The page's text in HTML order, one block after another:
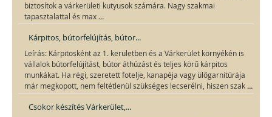
biztosítok a várkerületi kutyusok számára. Nagy szakmai
tapasztalattal és max ...
Kárpitos, bútorfelújítás, bútor...
Leírás: Kárpitosként az 1. kerületben és a Várkerület környékén is
vállalok bútorfelújítást, bútor áthúzást és teljes körű kárpitos
munkákat. Ha régi, szeretett fotelje, kanapéja vagy ülőgarnitúrája
már megkopott, nem feltétlenül szükséges lecserélni, hiszen szak ...
Csokor készítés Várkerület,...